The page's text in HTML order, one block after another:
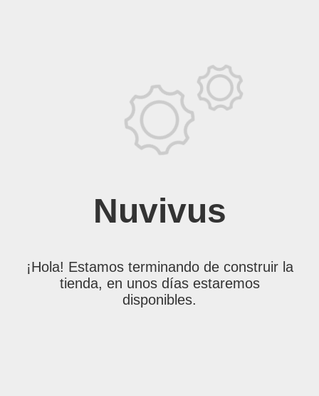
Nuvivus
¡Hola! Estamos terminando de construir la
tienda, en unos días estaremos
disponibles.